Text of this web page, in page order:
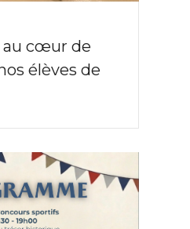
cœur de
élèves de